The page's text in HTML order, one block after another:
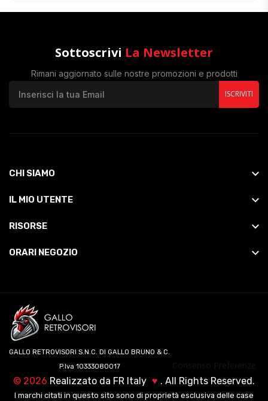
Sottoscrivi La Newsletter
Rimani aggiornato sulle nostre promozioni e prodotti
ISCRIVITI
CHI SIAMO
IL MIO UTENTE
RISORSE
ORARI NEGOZIO
GALLO RETROVISORI S.N.C. DI GALLO BRUNO & C.
P.Iva 10333080017
© 2026 Realizzato da FR Italy ♥ . All Rights Reserved.
I marchi citati in questo sito sono di proprietà esclusiva delle case